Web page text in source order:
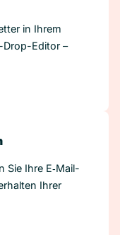
in Ihrem
Editor –
Sie Ihre E‑Mail-
Ihrer